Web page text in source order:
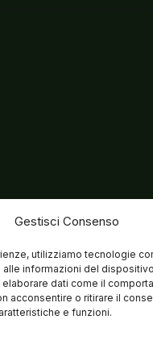
Gestisci Consenso
utilizziamo tecnologie
informazioni del
dati come il
acconsentire o ritirare il
e funzioni.